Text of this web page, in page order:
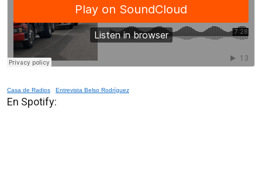
Casa de Radios · Entrevista Belso Rodríguez
En Spotify: